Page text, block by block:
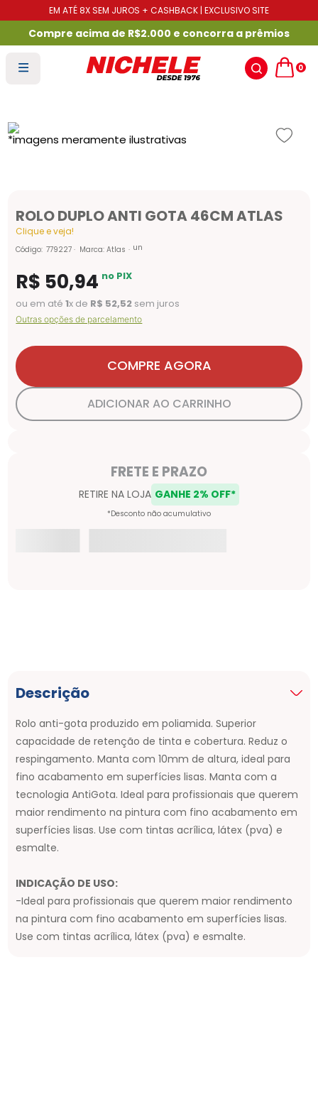
EM ATÉ 8X SEM JUROS + CASHBACK | EXCLUSIVO SITE
Compre acima de R$2.000 e concorra a prêmios
0
ROLO DUPLO ANTI GOTA 46CM ATLAS
Clique e veja!
Código: 779227 Marca:Atlas un
R$ 50,94 no PIX
ou em até1x de R$ 52,52 sem juros
Outras opções de parcelamento
COMPRE AGORA
ADICIONAR AO CARRINHO
Descrição
Rolo anti-gota produzido em poliamida. Superior
capacidade de retenção de tinta e cobertura. Reduz o
respingamento. Manta com 10mm de altura, ideal para
fino acabamento em superfícies lisas. Manta com a
tecnologia AntiGota. Ideal para profissionais que querem
maior rendimento na pintura com fino acabamento em
superfícies lisas. Use com tintas acrílica, látex (pva) e
esmalte.
INDICAÇÃO DE USO:
-Ideal para profissionais que querem maior rendimento
na pintura com fino acabamento em superfícies lisas.
Use com tintas acrílica, látex (pva) e esmalte.